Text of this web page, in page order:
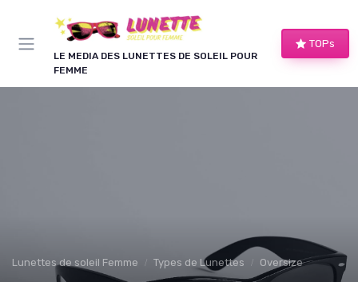
LE MEDIA DES LUNETTES DE SOLEIL POUR
FEMME
TOPs
Lunettes de soleil Femme Types de Lunettes Oversize